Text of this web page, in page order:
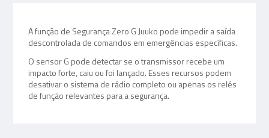
A função de Segurança Zero G Juuko pode impedir a saída
descontrolada de comandos em emergências específicas.
O sensor G pode detectar se o transmissor recebe um
impacto forte, caiu ou foi lançado. Esses recursos podem
desativar o sistema de rádio completo ou apenas os relés
de função relevantes para a segurança.